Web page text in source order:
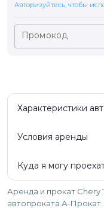
Авторизуйтесь, чтобы
Промокод
Характеристики
Условия аренды
Куда я могу
Аренда и прокат Chery
автопроката А-Прокат.